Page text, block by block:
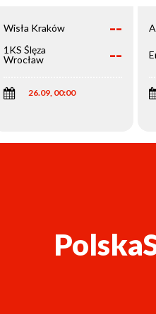
Wisła Kraków --
1KS Ślęza
Wrocław
--
26.09, 00:00